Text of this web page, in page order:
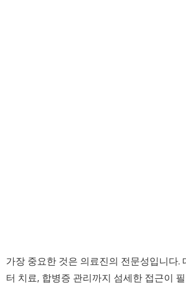
가장 중요한 것은 의료진의 전문성입니다.
터 치료, 합병증 관리까지 섬세한 접근이